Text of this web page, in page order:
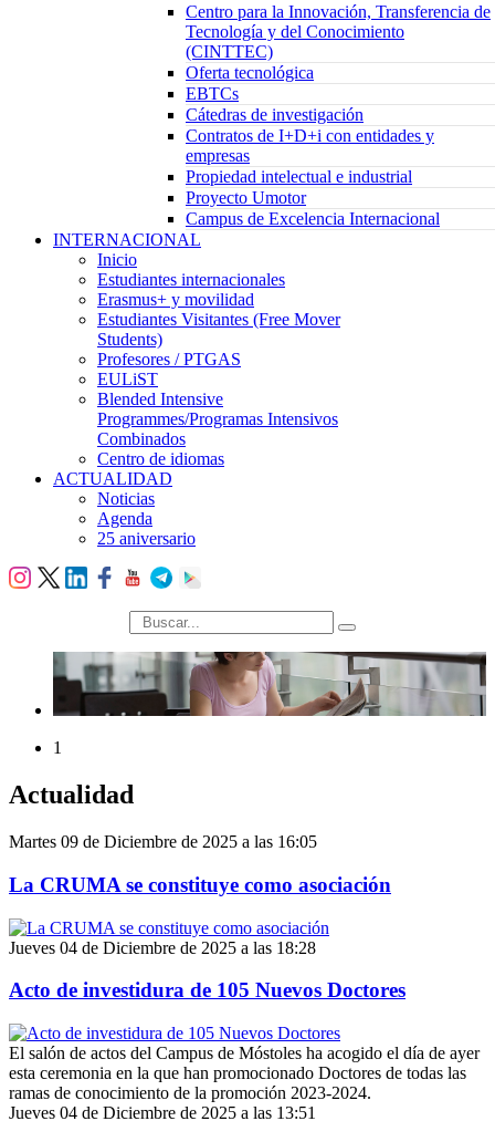
Centro para la Innovación, Transferencia de
Tecnología y del Conocimiento
(CINTTEC)
Oferta tecnológica
EBTCs
Cátedras de investigación
Contratos de I+D+i con entidades y
empresas
Propiedad intelectual e industrial
Proyecto Umotor
Campus de Excelencia Internacional
INTERNACIONAL
Inicio
Estudiantes internacionales
Erasmus+ y movilidad
Estudiantes Visitantes (Free Mover
Students)
Profesores / PTGAS
EULiST
Blended Intensive
Programmes/Programas Intensivos
Combinados
Centro de idiomas
ACTUALIDAD
Noticias
Agenda
25 aniversario
búsqueda
1
Actualidad
Martes 09 de Diciembre de 2025 a las 16:05
La CRUMA se constituye como asociación
Jueves 04 de Diciembre de 2025 a las 18:28
Acto de investidura de 105 Nuevos Doctores
El salón de actos del Campus de Móstoles ha acogido el día de ayer
esta ceremonia en la que han promocionado Doctores de todas las
ramas de conocimiento de la promoción 2023-2024.
Jueves 04 de Diciembre de 2025 a las 13:51